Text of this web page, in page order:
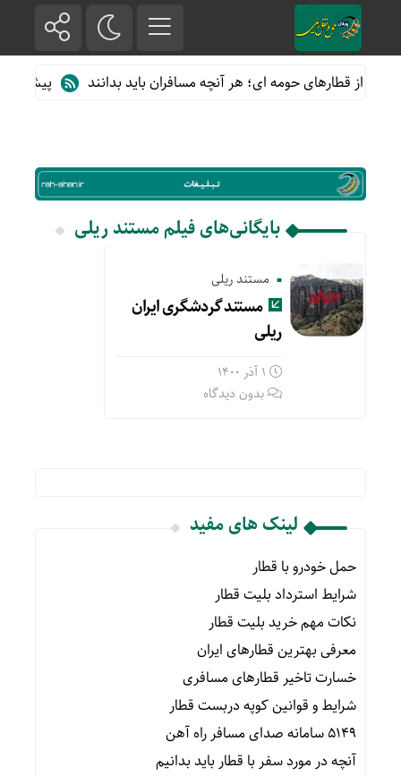
از قطارهای حومه ای؛ هر آنچه مسافران باید بدانند پیش فروش
بایگانی‌های فیلم مستند ریلی
مستند ریلی
مستند گردشگری ایران
ریلی
1 آذر 1400
بدون دیدگاه
لینک های مفید
حمل خودرو با قطار
شرایط استرداد بلیت قطار
نکات مهم خرید بلیت قطار
معرفی بهترین قطارهای ایران
خسارت تاخیر قطارهای مسافری
شرایط و قوانین کوپه دربست قطار
۵۱۴۹ سامانه صدای مسافر راه آهن
آنچه در مورد سفر با قطار باید بدانیم